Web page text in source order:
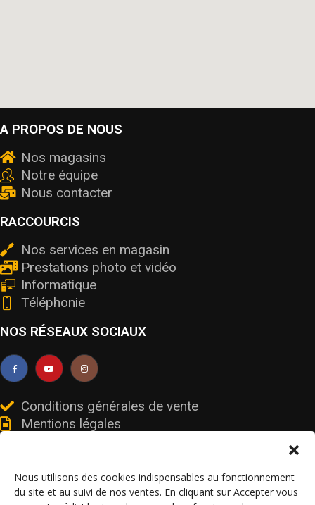
Nous utilisons des cookies indispensables au fonctionnement
du site et au suivi de nos ventes. En cliquant sur Accepter vous
A PROPOS DE NOUS
Nos magasins
Notre équipe
Nous contacter
RACCOURCIS
Nos services en magasin
Prestations photo et vidéo
Informatique
Téléphonie
NOS RÉSEAUX SOCIAUX
Conditions générales de vente
Mentions légales